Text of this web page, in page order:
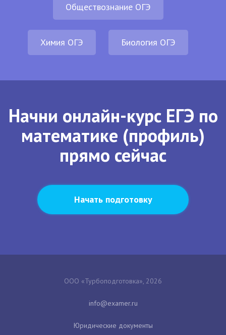
Обществознание ОГЭ
Химия ОГЭ Биология ОГЭ
Начни онлайн-курс ЕГЭ по
математике (профиль)
прямо сейчас
Начать подготовку
ООО «Турбоподготовка», 2026
Юридические документы